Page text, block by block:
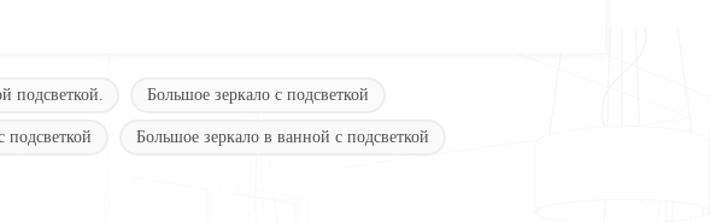
подсветкой.
Большое зеркало с подсветкой
подсветкой
Большое зеркало в ванной с подсветкой